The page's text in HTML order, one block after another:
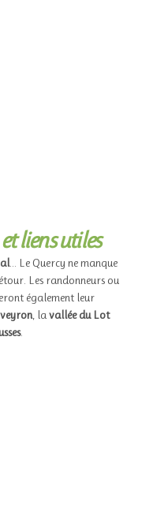
et liens utiles
… Le Quercy ne manque
Les randonneurs ou
également leur
, lavallée du Lot
.